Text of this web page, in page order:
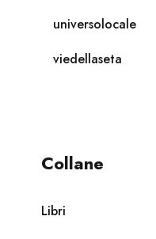
universolocale
viedellaseta
Collane
Libri